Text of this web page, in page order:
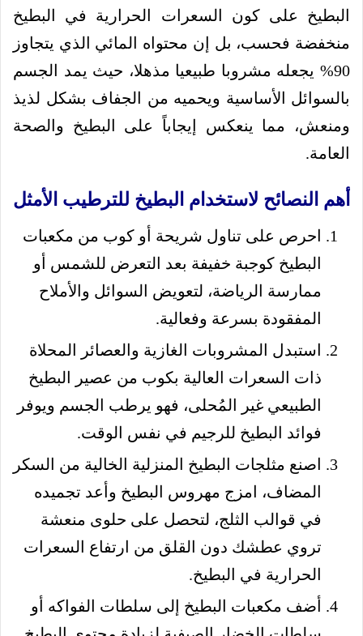
البطيخ على كون السعرات الحرارية في البطيخ
منخفضة فحسب، بل إن محتواه المائي الذي يتجاوز
90% يجعله مشروبا طبيعيا مذهلا، حيث يمد الجسم
بالسوائل الأساسية ويحميه من الجفاف بشكل لذيذ
ومنعش، مما ينعكس إيجاباً على البطيخ والصحة
العامة.
أهم النصائح لاستخدام البطيخ للترطيب الأمثل
احرص على تناول شريحة أو كوب من مكعبات
البطيخ كوجبة خفيفة بعد التعرض للشمس أو
ممارسة الرياضة، لتعويض السوائل والأملاح
المفقودة بسرعة وفعالية.
استبدل المشروبات الغازية والعصائر المحلاة
ذات السعرات العالية بكوب من عصير البطيخ
الطبيعي غير المُحلى، فهو يرطب الجسم ويوفر
فوائد البطيخ للرجيم في نفس الوقت.
اصنع مثلجات البطيخ المنزلية الخالية من السكر
المضاف، امزج مهروس البطيخ وأعد تجميده
في قوالب الثلج، لتحصل على حلوى منعشة
تروي عطشك دون القلق من ارتفاع السعرات
الحرارية في البطيخ.
أضف مكعبات البطيخ إلى سلطات الفواكه أو